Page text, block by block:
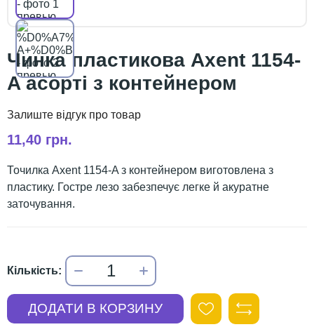
Чинка пластикова Axent 1154-
A асорті з контейнером
11,40 грн.
Точилка Axent 1154-A з контейнером виготовлена з
пластику. Гостре лезо забезпечує легке й акуратне
заточування.